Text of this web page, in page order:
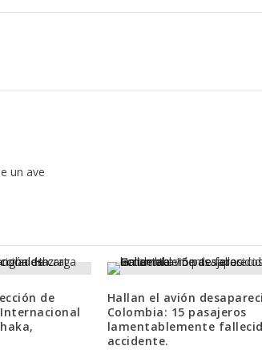
un ave
de
Hallan el avión
Colombia: 15 pasajeros
lamentablemente
accidente.